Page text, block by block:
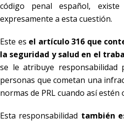
código penal español,
expresamente a esta cuestión.
Este es el artículo 316 que
la seguridad y salud en el
se le atribuye responsabilidad
personas que cometan una
normas de PRL cuando así estén
Esta responsabilidad también